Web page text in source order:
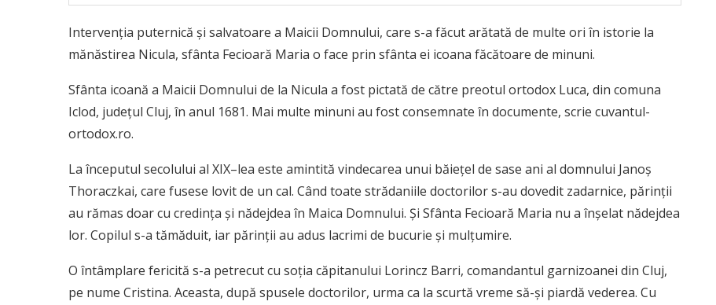
Intervenţia puternică şi salvatoare a Maicii Domnului, care s-a făcut arătată de multe ori în istorie la
mănăstirea Nicula, sfânta Fecioară Maria o face prin sfânta ei icoana făcătoare de minuni.
Sfânta icoană a Maicii Domnului de la Nicula a fost pictată de către preotul ortodox Luca, din comuna
Iclod, judeţul Cluj, în anul 1681. Mai multe minuni au fost consemnate în documente, scrie cuvantul-
ortodox.ro.
La începutul secolului al XIX–lea este amintită vindecarea unui băieţel de sase ani al domnului Janoş
Thoraczkai, care fusese lovit de un cal. Când toate strădaniile doctorilor s-au dovedit zadarnice, părinţii
au rămas doar cu credinţa şi nădejdea în Maica Domnului. Şi Sfânta Fecioară Maria nu a înşelat nădejdea
lor. Copilul s-a tămăduit, iar părinţii au adus lacrimi de bucurie şi mulţumire.
O întâmplare fericită s-a petrecut cu soţia căpitanului Lorincz Barri, comandantul garnizoanei din Cluj,
pe nume Cristina. Aceasta, după spusele doctorilor, urma ca la scurtă vreme să-şi piardă vederea. Cu